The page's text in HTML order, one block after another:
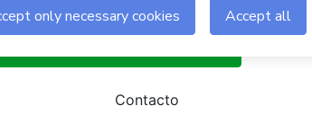
Contacto